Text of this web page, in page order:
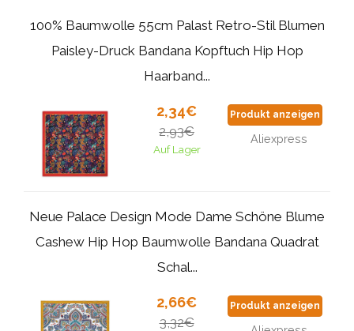
100% Baumwolle 55cm Palast Retro-Stil Blumen
Paisley-Druck Bandana Kopftuch Hip Hop
Haarband...
2,34€
2,93€
Auf Lager
Produkt anzeigen
Aliexpress
Neue Palace Design Mode Dame Schöne Blume
Cashew Hip Hop Baumwolle Bandana Quadrat
Schal...
2,66€
3,32€
Produkt anzeigen